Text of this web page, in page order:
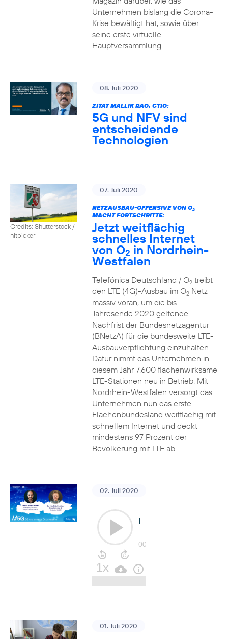
Unternehmen bislang die Corona-
Krise bewältigt hat, sowie über
seine erste virtuelle
Hauptversammlung.
08. Juli 2020
ZITAT MALLIK RAO, CTIO:
5G und NFV sind
entscheidende
Technologien
Credits: Shutterstock /
nitpicker
07. Juli 2020
NETZAUSBAU-OFFENSIVE VON O2
MACHT FORTSCHRITTE:
Jetzt weitflächig
schnelles Internet
von O2 in Nordrhein-
Westfalen
Telefónica Deutschland / O2treibt
den LTE (4G)-Ausbau im O2Netz
massiv voran, um die bis
Jahresende 2020 geltende
Nachfrist der Bundesnetzagentur
(BNetzA) für die bundesweite LTE-
Ausbauverpflichtung einzuhalten.
Dafür nimmt das Unternehmen in
diesem Jahr 7.600 flächenwirksame
LTE-Stationen neu in Betrieb. Mit
Nordrhein-Westfalen versorgt das
Unternehmen nun das erste
Flächenbundesland weitflächig mit
schnellem Internet und deckt
mindestens 97 Prozent der
Bevölkerung mit LTE ab.
02. Juli 2020
01. Juli 2020